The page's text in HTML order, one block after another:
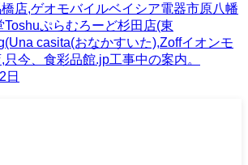
店,ゲオモバイルベイシア電器市原八幡
Toshuぷらむろーど杉田店(東
casita(おなかすいた),Zoffイオンモ
今、食彩品館.jp工事中の案内。
日